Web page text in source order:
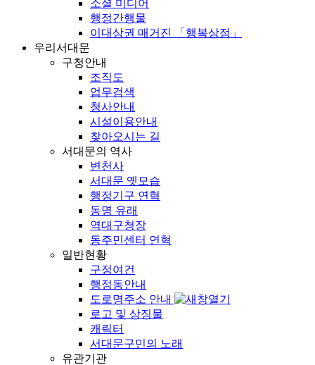
소셜 미디어
행정간행물
이대상권 매거진 「행복상점」
우리서대문
구청안내
조직도
업무검색
청사안내
시설이용안내
찾아오시는 길
서대문의 역사
변천사
서대문 옛모습
행정기구 연혁
동명 유래
역대구청장
동주민센터 연혁
일반현황
구정여건
행정동안내
도로명주소 안내
로고 및 상징물
캐릭터
서대문구민의 노래
유관기관